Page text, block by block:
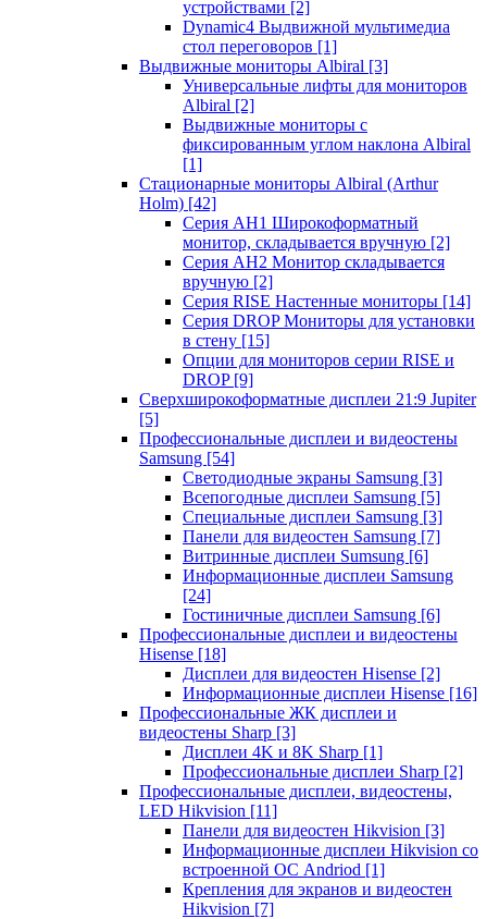
устройствами [2]
Dynamic4 Выдвижной мультимедиа
стол переговоров [1]
Выдвижные мониторы Albiral [3]
Универсальные лифты для мониторов
Albiral [2]
Выдвижные мониторы с
фиксированным углом наклона Albiral
[1]
Стационарные мониторы Albiral (Arthur
Holm) [42]
Серия AH1 Широкоформатный
монитор, складывается вручную [2]
Серия AH2 Монитор складывается
вручную [2]
Серия RISE Настенные мониторы [14]
Серия DROP Мониторы для установки
в стену [15]
Опции для мониторов серии RISE и
DROP [9]
Сверхширокоформатные дисплеи 21:9 Jupiter
[5]
Профессиональные дисплеи и видеостены
Samsung [54]
Светодиодные экраны Samsung [3]
Всепогодные дисплеи Samsung [5]
Специальные дисплеи Samsung [3]
Панели для видеостен Samsung [7]
Витринные дисплеи Sumsung [6]
Информационные дисплеи Samsung
[24]
Гостиничные дисплеи Samsung [6]
Профессиональные дисплеи и видеостены
Hisense [18]
Дисплеи для видеостен Hisense [2]
Информационные дисплеи Hisense [16]
Профессиональные ЖК дисплеи и
видеостены Sharp [3]
Дисплеи 4K и 8K Sharp [1]
Профессиональные дисплеи Sharp [2]
Профессиональные дисплеи, видеостены,
LED Hikvision [11]
Панели для видеостен Hikvision [3]
Информационные дисплеи Hikvision со
встроенной ОС Andriod [1]
Крепления для экранов и видеостен
Hikvision [7]